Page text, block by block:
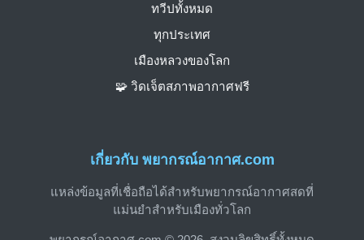
เกี่ยวกับ พยากรณ์อากาศ.com
แหล่งข้อมูลที่เชื่อถือได้สำหรับพยากรณ์อากาศสดที่
แม่นยำสำหรับเมืองทั่วโลก
ทวีปทั้งหมด
ทุกประเทศ
เมืองหลวงของโลก
🧩 วิดเจ็ตสภาพอากาศฟรี